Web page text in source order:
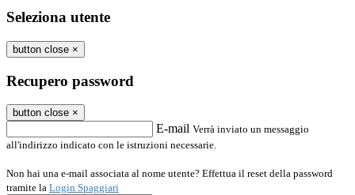
Seleziona utente
button close ×
Recupero password
button close ×
E-mail Verrà inviato un messaggio
all'indirizzo indicato con le istruzioni necessarie.
Non hai una e-mail associata al nome utente? Effettua il reset della password
tramite la Login Spaggiari